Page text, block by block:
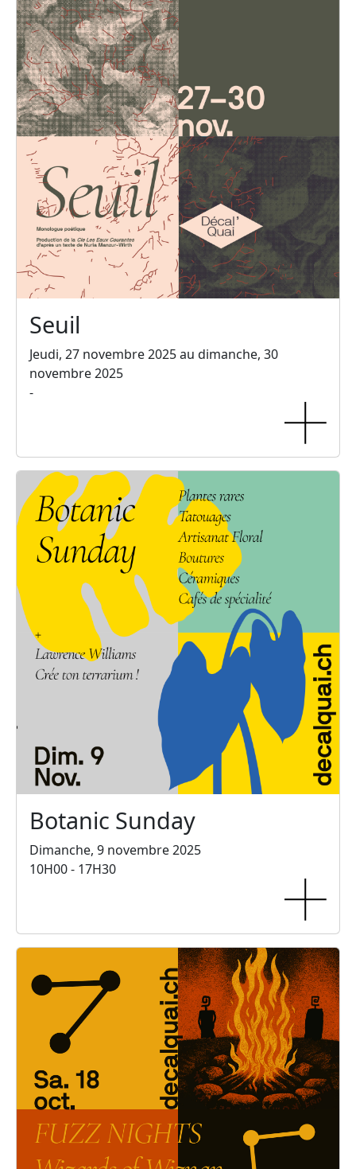
Seuil
Jeudi, 27 novembre 2025 au dimanche, 30
novembre 2025
-
Botanic Sunday
Dimanche, 9 novembre 2025
10H00 - 17H30